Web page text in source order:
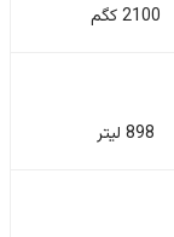
2100 کگم
898 لیتر